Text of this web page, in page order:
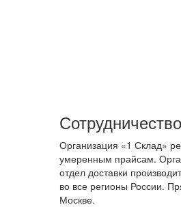
Организация «1 Склад»
умеренным прайсам.
отдел доставки
во все регионы России.
Москве.